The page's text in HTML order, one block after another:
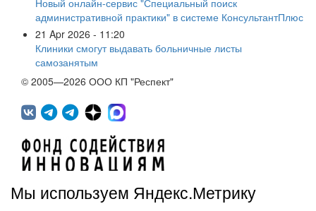
Новый онлайн-сервис "Специальный поиск
административной практики" в системе КонсультантПлюс
21 Apr 2026 - 11:20
Клиники смогут выдавать больничные листы
самозанятым
© 2005—2026 ООО КП "Респект"
Мы используем Яндекс.Метрику